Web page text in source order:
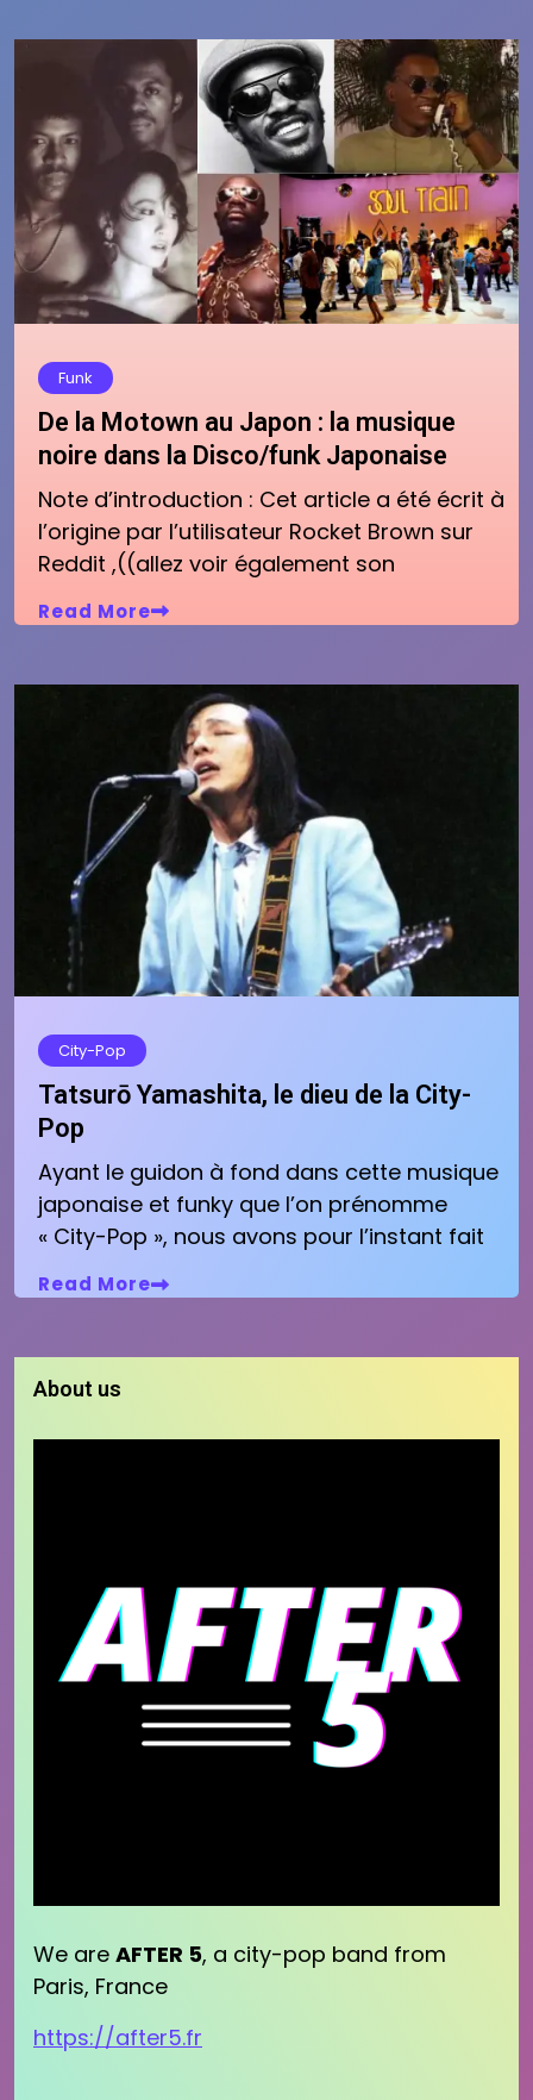
Funk
De la Motown au Japon : la musique
noire dans la Disco/funk Japonaise
Note d’introduction : Cet article a été écrit à
l’origine par l’utilisateur Rocket Brown sur
Reddit ,((allez voir également son
Read More
City-Pop
Tatsurō Yamashita, le dieu de la City-
Pop
Ayant le guidon à fond dans cette musique
japonaise et funky que l’on prénomme
« City-Pop », nous avons pour l’instant fait
Read More
About us
We are AFTER 5, a city-pop band from
Paris, France
https://after5.fr